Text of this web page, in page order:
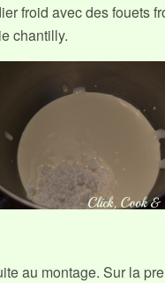
froid avec des fouets
chantilly.
au montage. Sur la